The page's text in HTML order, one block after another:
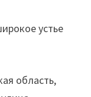
устье
область,